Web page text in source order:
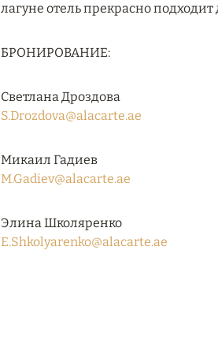
лагуне отель прекрасно
БРОНИРОВАНИЕ:
Светлана Дроздова
S.Drozdova@alacarte.ae
Микаил Гадиев
M.Gadiev@alacarte.ae
Элина Школяренко
E.Shkolyarenko@alacarte.ae